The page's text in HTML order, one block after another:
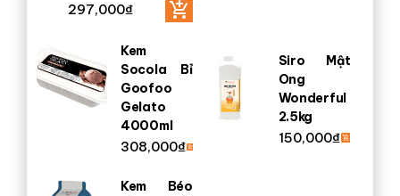
297,000₫
Kem
Socola Bỉ
Goofoo
Gelato
4000ml
308,000₫
Siro Mật
Ong
Wonderful
2.5kg
150,000₫
Kem Béo